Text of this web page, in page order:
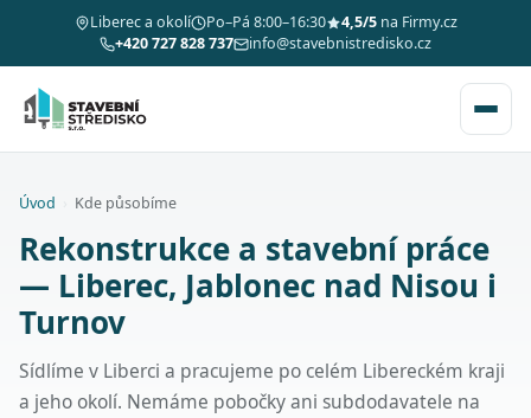
Liberec a okolí Po–Pá 8:00–16:30 4,5/5na Firmy.cz
+420 727 828 737
info@stavebnistredisko.cz
Úvod Kde působíme
Rekonstrukce a stavební práce
— Liberec, Jablonec nad Nisou i
Turnov
Sídlíme v Liberci a pracujeme po celém Libereckém kraji
a jeho okolí. Nemáme pobočky ani subdodavatele na